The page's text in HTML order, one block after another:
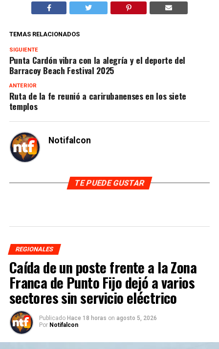
TEMAS RELACIONADOS
SIGUIENTE
Punta Cardón vibra con la alegría y el deporte del
Barracoy Beach Festival 2025
ANTERIOR
Ruta de la fe reunió a carirubanenses en los siete
templos
Notifalcon
TE PUEDE GUSTAR
REGIONALES
Caída de un poste frente a la Zona
Franca de Punto Fijo dejó a varios
sectores sin servicio eléctrico
Publicado Hace 18 horas on agosto 5, 2026
Por Notifalcon